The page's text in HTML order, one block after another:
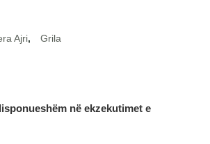
Ajri, Grila
në ekzekutimet e